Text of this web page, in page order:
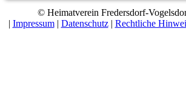
© Heimatverein Fredersdorf-
| Impressum| Datenschutz| Rechtliche